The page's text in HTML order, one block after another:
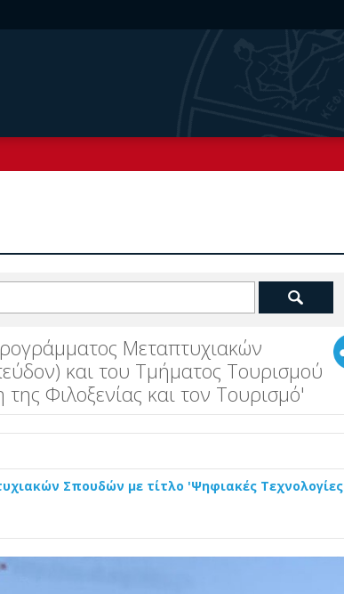
Μεταπτυχιακών
και του Τμήματος Τουρισμού
Φιλοξενίας και τον Τουρισμό'
Σπουδών με τίτλο 'Ψηφιακές Τεχνολογίες